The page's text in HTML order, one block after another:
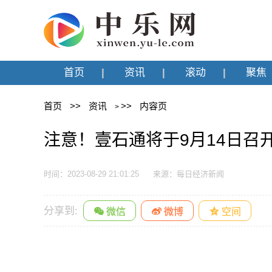
首页 资讯 滚动 聚焦
首页 >> 资讯 > >> 内容页
注意！壹石通将于9月14日召
时间：2023-08-29 21:01:25 来源：每日经济新闻
分享到: